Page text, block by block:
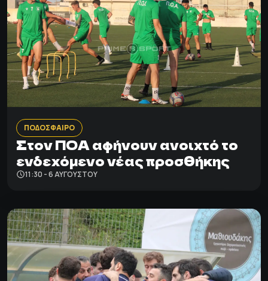
ΠΟΔΟΣΦΑΙΡΟ
Στον ΠΟΑ αφήνουν ανοιχτό το
ενδεχόμενο νέας προσθήκης
11:30 - 6 ΑΥΓΟΎΣΤΟΥ